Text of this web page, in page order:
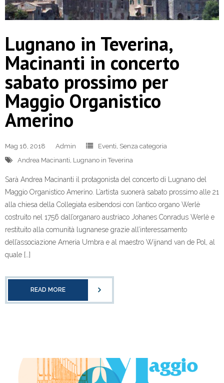
Lugnano in Teverina,
Macinanti in concerto
sabato prossimo per
Maggio Organistico
Amerino
Mag 16, 2018 Admin Eventi, Senza categoria
Andrea Macinanti, Lugnano in Teverina
Sarà Andrea Macinanti il protagonista del concerto di Lugnano del
Maggio Organistico Amerino. L’artista suonerà sabato prossimo alle 21
alla chiesa della Collegiata esibendosi con l’antico organo Werlè
costruito nel 1756 dall’organaro austriaco Johanes Conradus Werlè e
restituito alla comunità lugnanese grazie all’interessamento
dell’associazione Ameria Umbra e al maestro Wijnand van de Pol, al
quale […]
READ MORE